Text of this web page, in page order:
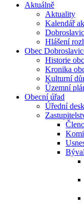
Aktuálně
Aktuality
Kalendář
Hlášení
Obec
Historie
Kronika
Kulturní
Územní
Obecní úřad
Úřední